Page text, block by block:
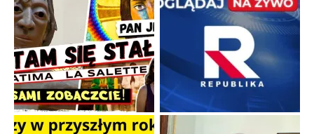
Kamienie i siekiery przeciw czołgom
Gorzka analityka decyzji warszawskich dowódców....
Popularne